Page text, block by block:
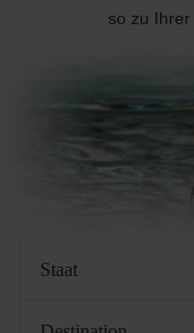
so zu
Staat